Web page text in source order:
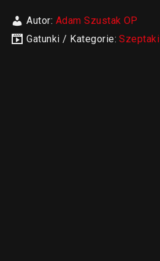
Autor: Adam Szustak OP
Gatunki / Kategorie:Szeptaki